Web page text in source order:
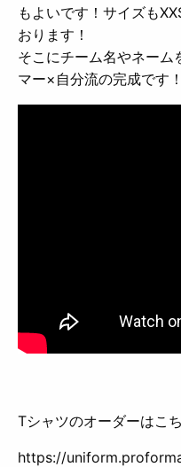
もよいです！サイズも
おります！
そこにチーム名やネーム
マー×自分流の完成です
Tシャツのオーダーはこ
https://